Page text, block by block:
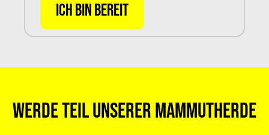
ICH BIN BEREIT
Werde Teil unserer Mammutherde